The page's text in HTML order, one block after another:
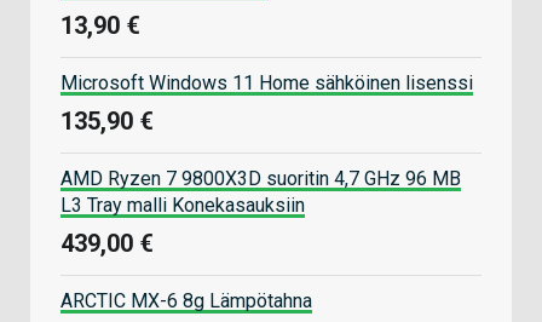
13,90 €
Microsoft Windows 11 Home sähköinen lisenssi
135,90 €
AMD Ryzen 7 9800X3D suoritin 4,7 GHz 96 MB
L3 Tray malli Konekasauksiin
439,00 €
ARCTIC MX-6 8g Lämpötahna